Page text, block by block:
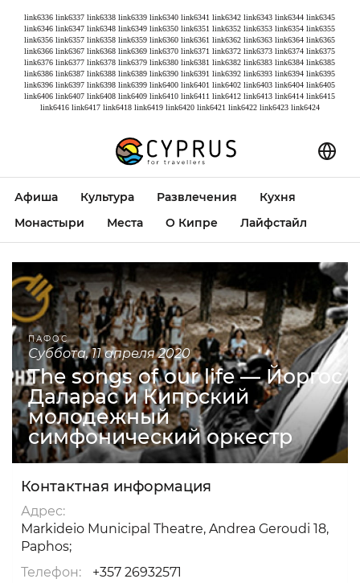
link6336 link6337 link6338 link6339 link6340 link6341 link6342 link6343 link6344 link6345
link6346 link6347 link6348 link6349 link6350 link6351 link6352 link6353 link6354 link6355
link6356 link6357 link6358 link6359 link6360 link6361 link6362 link6363 link6364 link6365
link6366 link6367 link6368 link6369 link6370 link6371 link6372 link6373 link6374 link6375
link6376 link6377 link6378 link6379 link6380 link6381 link6382 link6383 link6384 link6385
link6386 link6387 link6388 link6389 link6390 link6391 link6392 link6393 link6394 link6395
link6396 link6397 link6398 link6399 link6400 link6401 link6402 link6403 link6404 link6405
link6406 link6407 link6408 link6409 link6410 link6411 link6412 link6413 link6414 link6415
link6416 link6417 link6418 link6419 link6420 link6421 link6422 link6423 link6424
Афиша Культура Развлечения
Кухня
Монастыри
Места О Кипре Лайфстайл
ПАФОС
суббота, 11 апреля 2020
The songs of our life — Йоргос
Даларас и Кипрский
молодежный
симфонический оркестр
Контактная информация
Адрес:
Markideio Municipal Theatre, Andrea Geroudi 18,
Paphos;
Телефон:
+357 26932571